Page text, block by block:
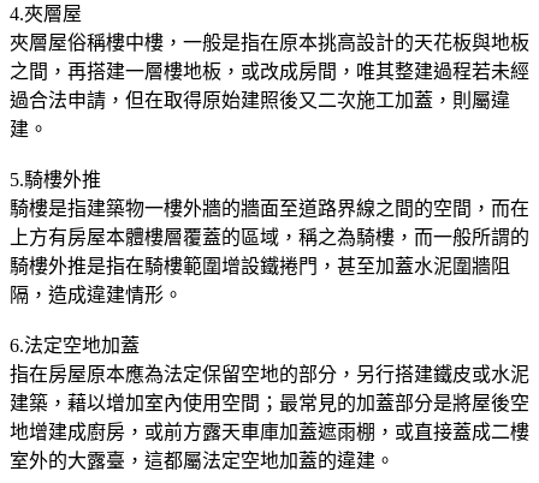
4.夾層屋
夾層屋俗稱樓中樓，一般是指在原本挑高設計的天花板與地板
之間，再搭建一層樓地板，或改成房間，唯其整建過程若未經
過合法申請，但在取得原始建照後又二次施工加蓋，則屬違
建。
5.騎樓外推
騎樓是指建築物一樓外牆的牆面至道路界線之間的空間，而在
上方有房屋本體樓層覆蓋的區域，稱之為騎樓，而一般所謂的
騎樓外推是指在騎樓範圍增設鐵捲門，甚至加蓋水泥圍牆阻
隔，造成違建情形。
6.法定空地加蓋
指在房屋原本應為法定保留空地的部分，另行搭建鐵皮或水泥
建築，藉以增加室內使用空間；最常見的加蓋部分是將屋後空
地增建成廚房，或前方露天車庫加蓋遮雨棚，或直接蓋成二樓
室外的大露臺，這都屬法定空地加蓋的違建。